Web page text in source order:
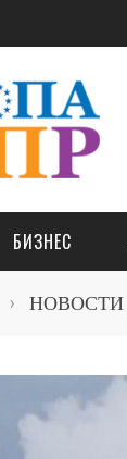
БИЗНЕС
› НОВОСТИ